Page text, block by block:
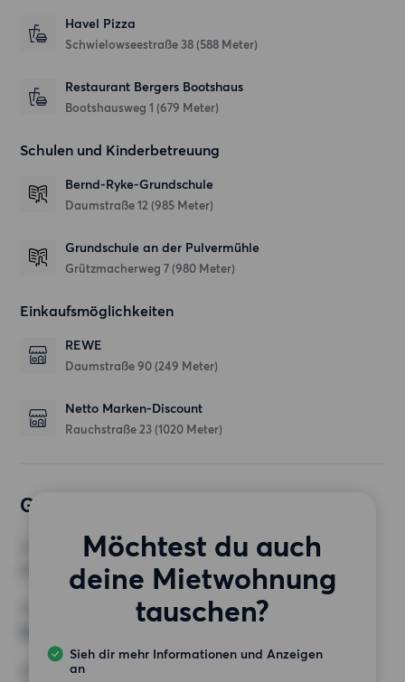
Havel Pizza
Schwielowseestraße 38 (588 Meter)
Restaurant Bergers Bootshaus
Bootshausweg 1 (679 Meter)
Schulen und Kinderbetreuung
Bernd-Ryke-Grundschule
Daumstraße 12 (985 Meter)
Grundschule an der Pulvermühle
Grützmacherweg 7 (980 Meter)
Einkaufsmöglichkeiten
REWE
Daumstraße 90 (249 Meter)
Netto Marken-Discount
Rauchstraße 23 (1020 Meter)
Gewünschte Wohnung
Möchtest du auch
deine Mietwohnung
tauschen?
Sieh dir mehr Informationen und Anzeigen
an
2 Zimmer
MINDESTANZAHL AN QUADRATMETERN
HÖCHSTMIETE (KALTMIETE)